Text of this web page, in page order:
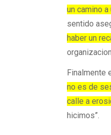
un camino
sentido
haber un
Finalmente
no es de
calle a
hicimos”.